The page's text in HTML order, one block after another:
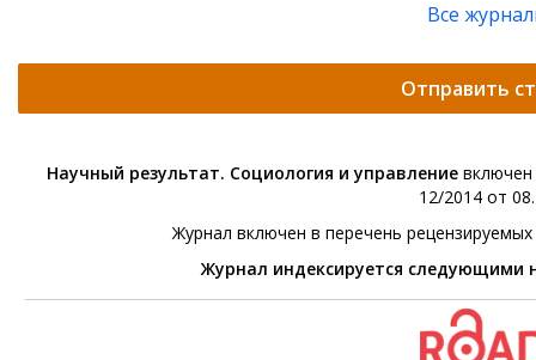
Все
Отправить
Научный результат. Социология и управление
12/2014 от
Журнал включен в перечень
Журнал индексируется